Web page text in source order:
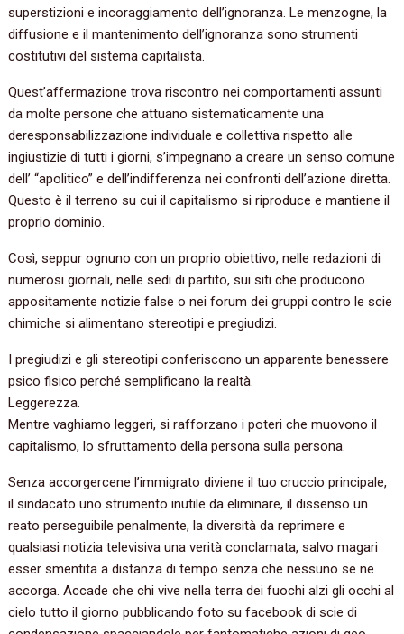
superstizioni e incoraggiamento dell’ignoranza. Le menzogne, la
diffusione e il mantenimento dell’ignoranza sono strumenti
costitutivi del sistema capitalista.
Quest’affermazione trova riscontro nei comportamenti assunti
da molte persone che attuano sistematicamente una
deresponsabilizzazione individuale e collettiva rispetto alle
ingiustizie di tutti i giorni, s’impegnano a creare un senso comune
dell’ “apolitico” e dell’indifferenza nei confronti dell’azione diretta.
Questo è il terreno su cui il capitalismo si riproduce e mantiene il
proprio dominio.
Così, seppur ognuno con un proprio obiettivo, nelle redazioni di
numerosi giornali, nelle sedi di partito, sui siti che producono
appositamente notizie false o nei forum dei gruppi contro le scie
chimiche si alimentano stereotipi e pregiudizi.
I pregiudizi e gli stereotipi conferiscono un apparente benessere
psico fisico perché semplificano la realtà.
Leggerezza.
Mentre vaghiamo leggeri, si rafforzano i poteri che muovono il
capitalismo, lo sfruttamento della persona sulla persona.
Senza accorgercene l’immigrato diviene il tuo cruccio principale,
il sindacato uno strumento inutile da eliminare, il dissenso un
reato perseguibile penalmente, la diversità da reprimere e
qualsiasi notizia televisiva una verità conclamata, salvo magari
esser smentita a distanza di tempo senza che nessuno se ne
accorga. Accade che chi vive nella terra dei fuochi alzi gli occhi al
cielo tutto il giorno pubblicando foto su facebook di scie di